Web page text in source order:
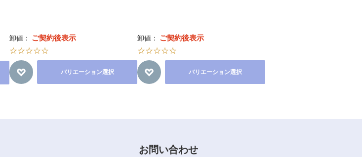
卸値： ご契約後表示
☆☆☆☆☆
バリエーション選択
卸値： ご契約後表示
☆☆☆☆☆
バリエーション選択
お問い合わせ